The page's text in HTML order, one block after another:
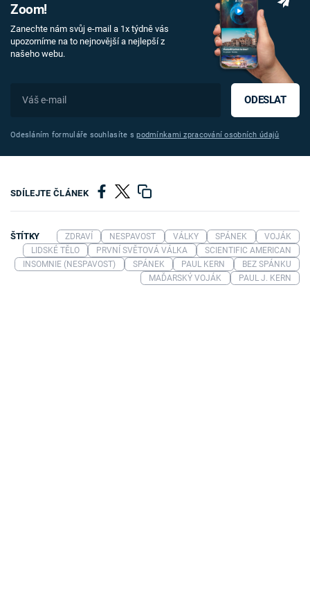
Zoom!
Zanechte nám svůj e-mail a 1x týdně vás
upozorníme na to nejnovější a nejlepší z
našeho webu.
ODESLAT
Odesláním formuláře souhlasíte spodmínkami zpracování osobních údajů
SDÍLEJTE ČLÁNEK
ŠTÍTKY ZDRAVÍ NESPAVOST VÁLKY SPÁNEK
VOJÁK
LIDSKÉ TĚLO
PRVNÍ SVĚTOVÁ VÁLKA
SCIENTIFIC AMERICAN
INSOMNIE (NESPAVOST)
SPÁNEK PAUL KERN
BEZ SPÁNKU
MAĎARSKÝ VOJÁK
PAUL J. KERN